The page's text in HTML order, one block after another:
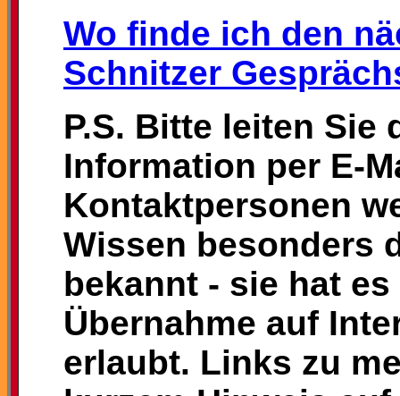
Wo finde ich den
Schnitzer
P.S. Bitte leiten Sie
Information per E-
Kontaktpersonen
Wissen besonders
bekannt - sie hat
Übernahme auf
erlaubt. Links zu